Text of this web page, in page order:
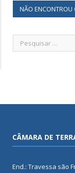
NÃO ENCONTROU
CÂMARA DE
End.: Travessa são